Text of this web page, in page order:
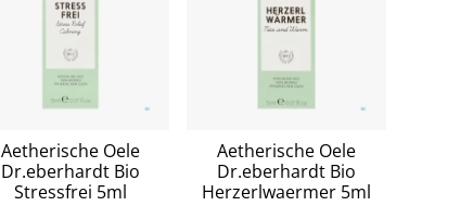
Aetherische Oele
Dr.eberhardt Bio
Stressfrei 5ml
Aetherische Oele
Dr.eberhardt Bio
Herzerlwaermer 5ml